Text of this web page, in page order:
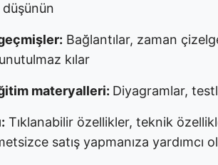
düşünün
Bağlantılar, zaman
kılar
materyalleri: Diyagramlar,
Tıklanabilir özellikler, teknik
satış yapmanıza yardımcı